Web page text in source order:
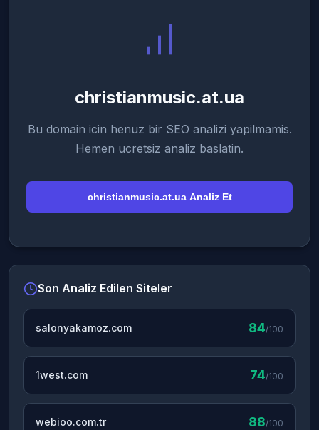
christianmusic.at.ua
Bu domain icin henuz bir SEO analizi yapilmamis.
Hemen ucretsiz analiz baslatin.
christianmusic.at.ua Analiz Et
Son Analiz Edilen Siteler
salonyakamoz.com 84/100
1west.com 74/100
webioo.com.tr 88/100